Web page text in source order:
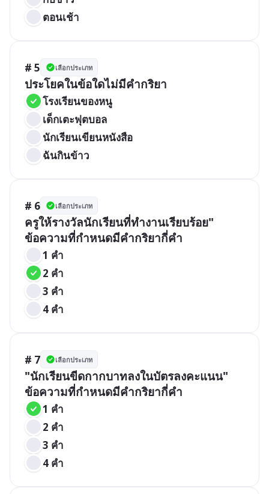
ตอนเช้า
# 5 เลือกประเภท
ประโยคในข้อใดไม่มีคำกริยา
โรงเรียนของหนู
เด็กเตะฟุตบอล
นักเรียนเขียนหนังสือ
ฉันกินข้าว
# 6 เลือกประเภท
ครูให้รางวัลนักเรียนที่ทำงานเรียบร้อย"
ข้อความที่กำหนดมีคำกริยากี่คำ
1 คำ
2 คำ
3 คำ
4 คำ
# 7 เลือกประเภท
"นักเรียนขีดกากบาทลงในบัตรลงคะแนน"
ข้อความที่กำหนดมีคำกริยากี่คำ
1 คำ
2 คำ
3 คำ
4 คำ